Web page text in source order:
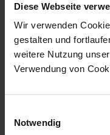
Diese Webseite
Wir verwenden
gestalten und
weitere Nutzung
Verwendung von
Notwendig
online
Dr. Christian